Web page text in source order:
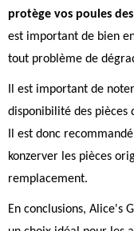
protège vos poules
est important de bien
tout problème de
Il est important de
disponibilité des pièces
Il est donc
konzerver les pièces
remplacement.
En conclusions, Alice's